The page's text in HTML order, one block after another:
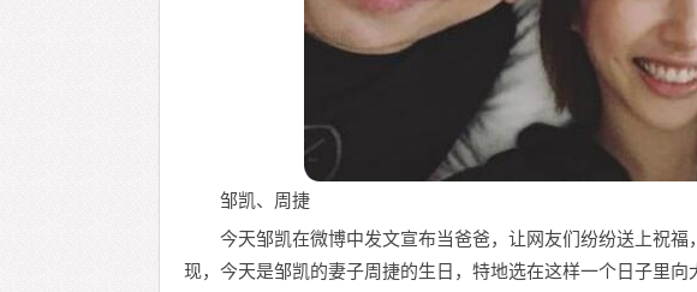
邹凯、周捷
今天邹凯在微博中发文宣布当爸爸，让网友们纷纷送上祝
现，今天是邹凯的妻子周捷的生日，特地选在这样一个日子里